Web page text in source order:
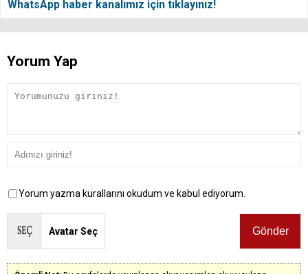
WhatsApp haber kanalımız için tıklayınız!
Yorum Yap
Yorum yazma kurallarını okudum ve kabul ediyorum.
Avatar Seç